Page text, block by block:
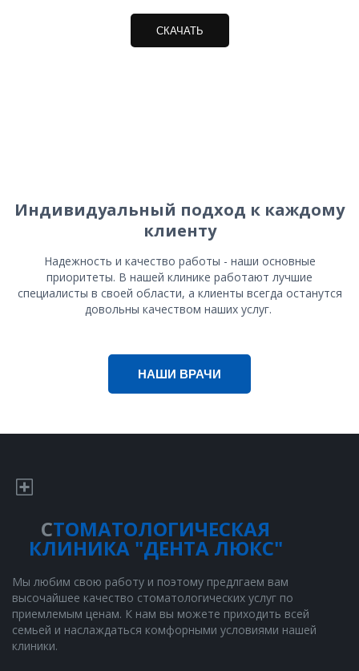
СКАЧАТЬ
Индивидуальный подход к каждому
клиенту
Надежность и качество работы - наши основные
приоритеты. В нашей клинике работают лучшие
специалисты в своей области, а клиенты всегда останутся
довольны качеством наших услуг.
НАШИ ВРАЧИ
СТОМАТОЛОГИЧЕСКАЯ
КЛИНИКА "ДЕНТА ЛЮКС"
Мы любим свою работу и поэтому предлгаем вам
высочайшее качество стоматологических услуг по
приемлемым ценам. К нам вы можете приходить всей
семьей и наслаждаться комфорными условиями нашей
клиники.